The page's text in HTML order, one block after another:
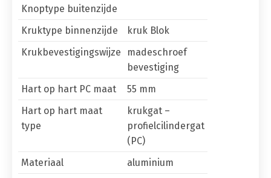
Knoptype buitenzijde
Kruktype binnenzijde
kruk Blok
Krukbevestigingswijze
madeschroef
bevestiging
Hart op hart PC maat
55 mm
Hart op hart maat
type
krukgat –
profielcilindergat
(PC)
Materiaal
aluminium